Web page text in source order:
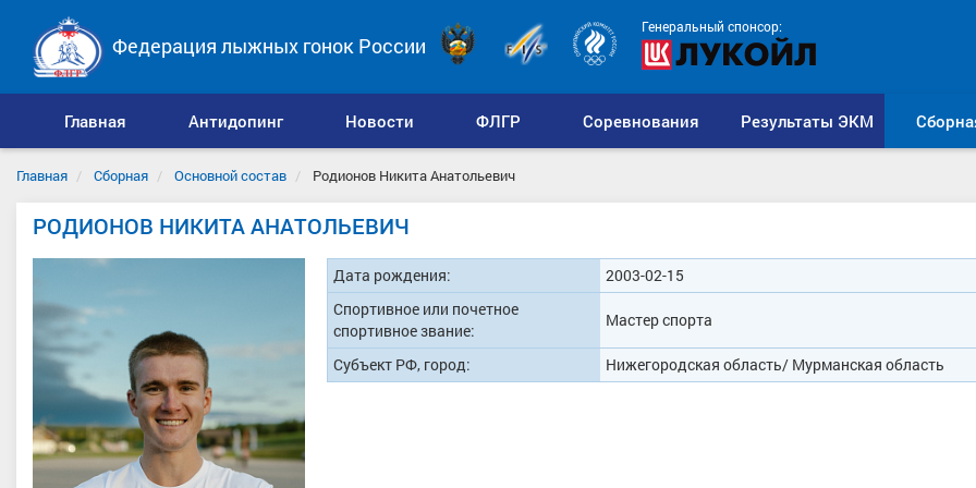
Генеральный спонсор:
Федерация лыжных гонок России
Главная Антидопинг Новости ФЛГР Соревнования Результаты ЭКМ
Главная Сборная Основной состав Родионов Никита Анатольевич
РОДИОНОВ НИКИТА АНАТОЛЬЕВИЧ
Дата рождения:
2003-02-15
Спортивное или почетное
спортивное звание:
Мастер спорта
Субъект РФ, город: Нижегородская область/ Мурманская область